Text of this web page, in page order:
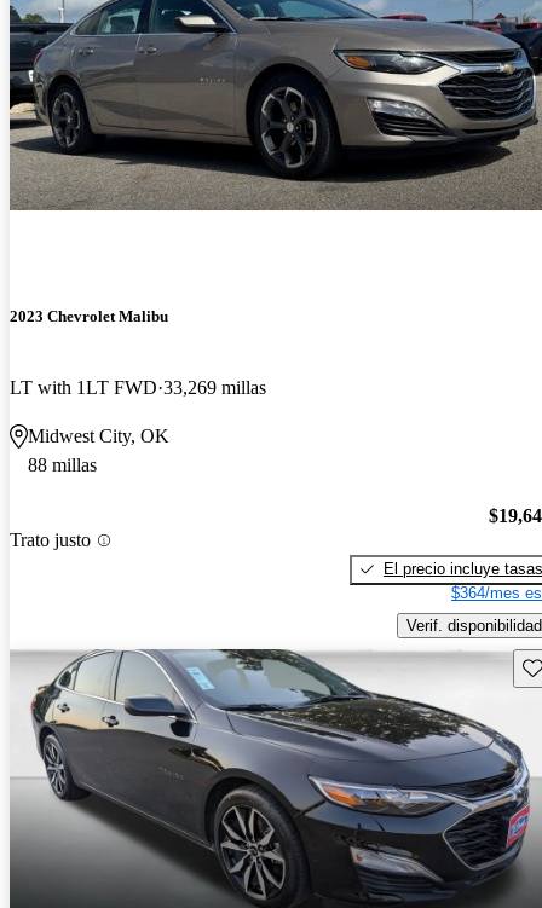
2023 Chevrolet Malibu
LT with 1LT FWD 33,269 millas
Midwest City, OK
88 millas
Trato justo
El precio incluye tasas
$364/mes
Verif. disponibilidad